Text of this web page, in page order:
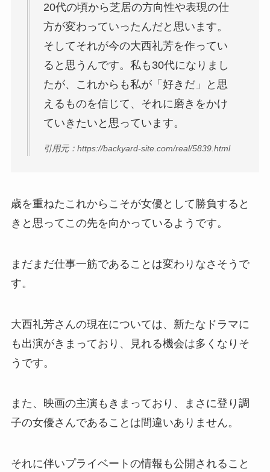
20代の頃から芝居の方向性や表現の仕
方が変わっていったんだと思います。
そしてそれが今の大西礼芳を作ってい
ると思うんです。私も30代になりまし
たが、これからも私が「好きだ」と思
えるものを信じて、それに磨きをかけ
ていきたいと思っています。
引用元：https://backyard-site.com/real/5839.html
歳を重ねたこれからこそが女優として勝負すると
きと思ってこの先を向かっているようです。
まだまだ仕事一筋であることは変わりなさそうで
す。
大西礼芳さんの現在については、新たなドラマに
も出演がきまっており、見れる機会は多くなりそ
うです。
また、映画の主演もきまっており、まさに登り調
子の女優さんであることは間違いありません。
それに伴いプライベートの情報も公開されること